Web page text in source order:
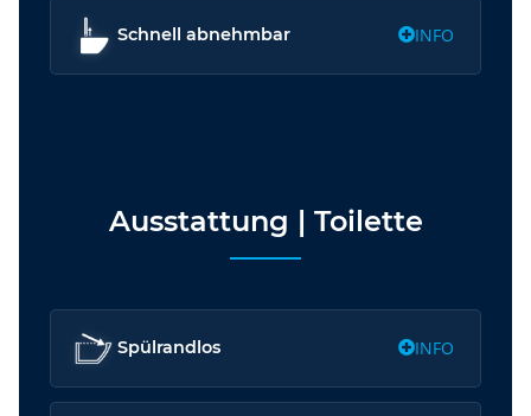
Schnell abnehmbar INFO
Ausstattung | Toilette
Spülrandlos INFO